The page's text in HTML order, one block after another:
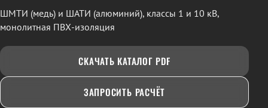
ШМТИ (медь) и ШАТИ (алюминий), классы 1 и 10 кВ,
монолитная ПВХ-изоляция
СКАЧАТЬ КАТАЛОГ PDF
ЗАПРОСИТЬ РАСЧЁТ